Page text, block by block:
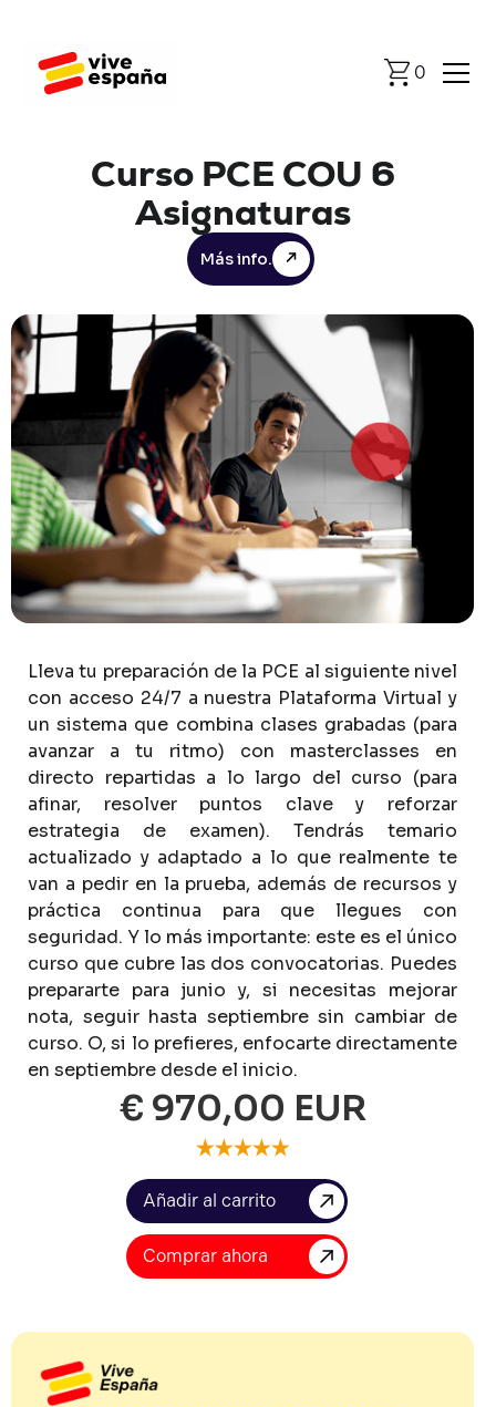
0
Curso PCE COU 6
Asignaturas
Más info.
Lleva tu preparación de la PCE al siguiente nivel
con acceso 24/7 a nuestra Plataforma Virtual y
un sistema que combina clases grabadas (para
avanzar
a tu ritmo) con masterclasses
en
directo repartidas a lo largo del curso (para
afinar,
resolver puntos clave y
reforzar
estrategia
de examen). Tendrás
temario
actualizado y adaptado a lo que realmente te
van a pedir en la prueba, además de recursos y
práctica
continua para que llegues
con
seguridad. Ylo más importante: este es el único
curso que cubre las dos convocatorias. Puedes
prepararte para junio y, si necesitas
mejorar
nota, seguir hasta septiembre sin cambiar de
curso. O, si lo prefieres, enfocarte directamente
en septiembre desde el inicio.
€ 970,00 EUR
Comprar ahora